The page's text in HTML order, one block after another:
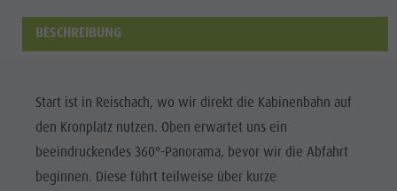
Wellness
Kinder
Orte & Umgebung
Alle Events
Wellness
Familie & Kinder
Themenwege
Klettern
Paragleiten
Ballonfahren
Mobilität vor Ort
Webcams
Wetter
Kontakt
Stadtführungen
Must-sees
Trainingslager
BESCHREIBUNG
Start ist in Reischach, wo wir direkt die Kabinenbahn auf
den Kronplatz nutzen. Oben erwartet uns ein
beeindruckendes 360°-Panorama, bevor wir die Abfahrt
beginnen. Diese führt teilweise über kurze